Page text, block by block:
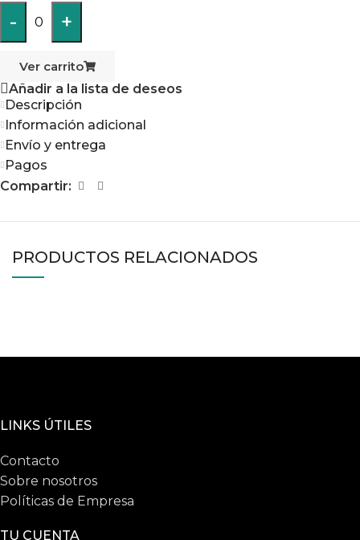
- 0 +
Ver carrito
Añadir a la lista de deseos
Descripción
Información adicional
Envío y entrega
Pagos
Compartir:
PRODUCTOS RELACIONADOS
LINKS ÚTILES
Contacto
Sobre nosotros
Políticas de Empresa
TU CUENTA